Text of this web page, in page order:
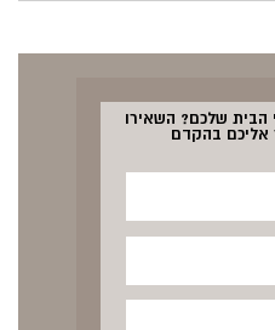
הבית שלכם? השאירו
אליכם בהקדם